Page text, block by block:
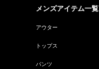
メンズアイテム一覧
アウター
トップス
パンツ